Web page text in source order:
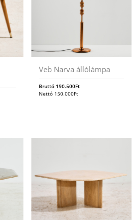
Veb Narva állólámpa
Bruttó 190.500Ft
Nettó 150.000Ft